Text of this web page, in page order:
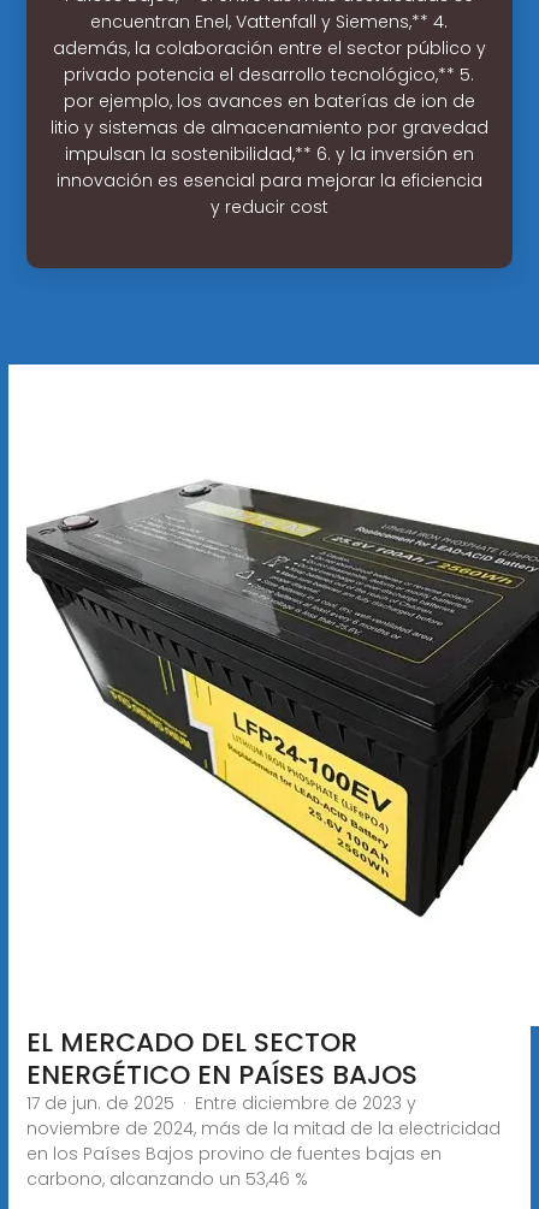
encuentran Enel, Vattenfall y Siemens,** 4.
además, la colaboración entre el sector público y
privado potencia el desarrollo tecnológico,** 5.
por ejemplo, los avances en baterías de ion de
litio y sistemas de almacenamiento por gravedad
impulsan la sostenibilidad,** 6. y la inversión en
innovación es esencial para mejorar la eficiencia
y reducir cost
EL MERCADO DEL SECTOR
ENERGÉTICO EN PAÍSES BAJOS
17 de jun. de 2025 · Entre diciembre de 2023 y
noviembre de 2024, más de la mitad de la electricidad
en los Países Bajos provino de fuentes bajas en
carbono, alcanzando un 53,46 %